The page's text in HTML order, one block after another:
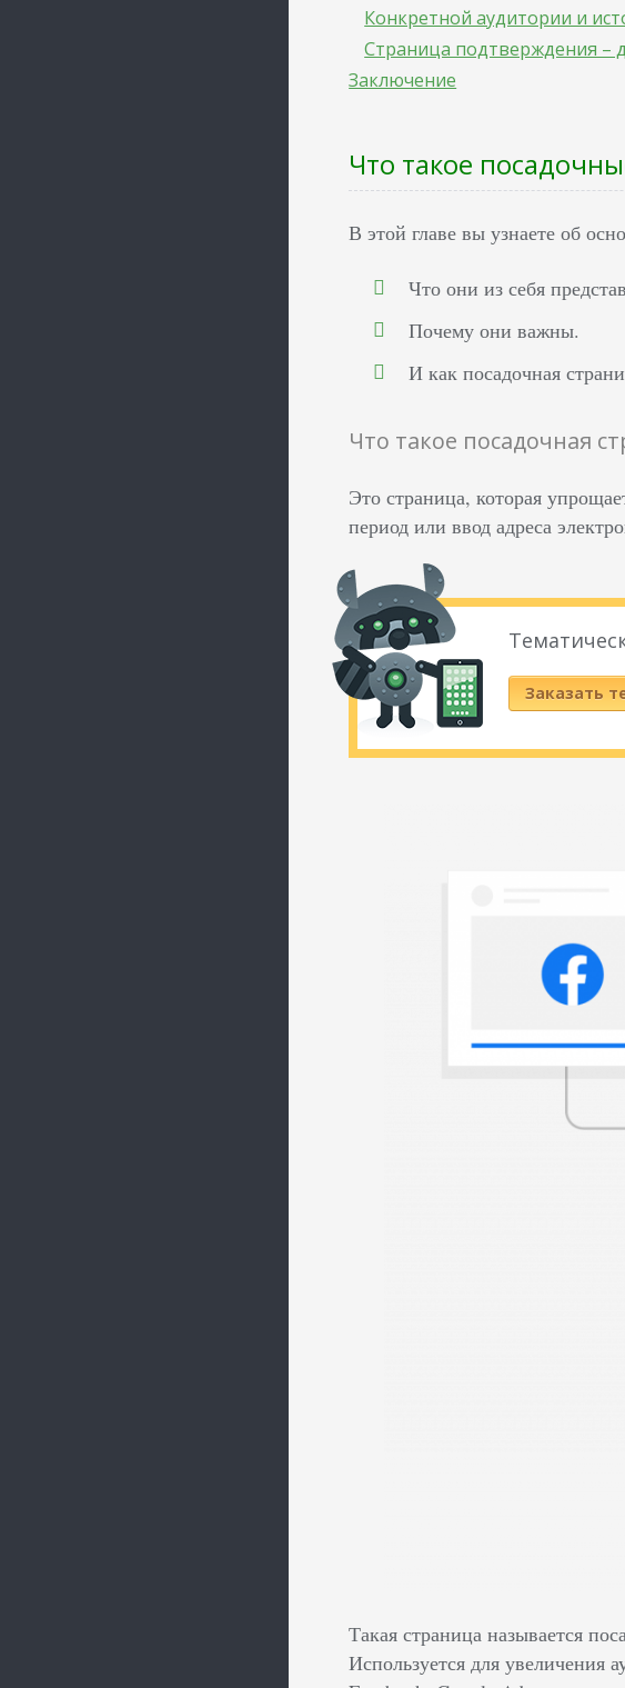
Конкретной аудитории и
Страница подтверждения –
Заключение
Что такое
В этой главе вы узнаете об
Что они из себя
Почему они важны.
И как посадочная
Что такое посадочная
Это страница, которая
период или ввод адреса
Заказать
Такая страница называется
Используется для